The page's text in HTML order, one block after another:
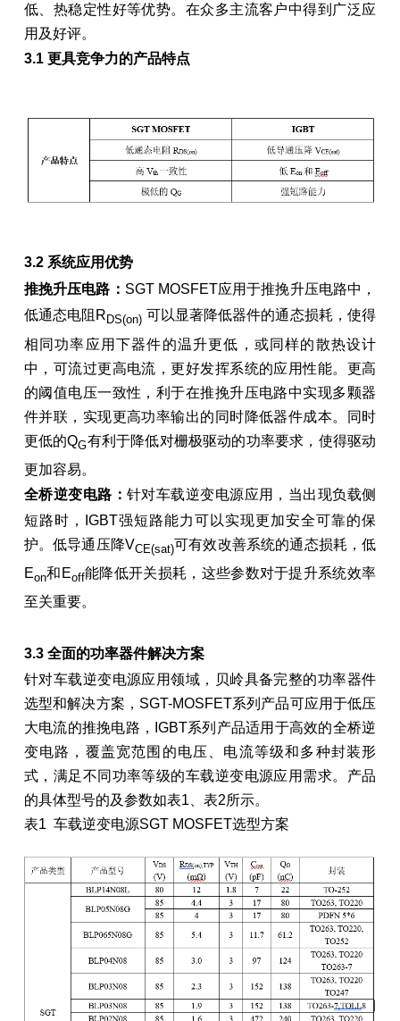
低、热稳定性好等优势。在众多主流客户中得到广泛应
用及好评。
3.1 更具竞争力的产品特点
3.2 系统应用优势
推挽升压电路： SGT MOSFET应用于推挽升压电路中，
低通态电阻R DS(on) 可以显著降低器件的通态损耗，使得
相同功率应用下器件的温升更低，或同样的散热设计
中，可流过更高电流，更好发挥系统的应用性能。更高
的阈值电压一致性，利于在推挽升压电路中实现多颗器
件并联，实现更高功率输出的同时降低器件成本。同时
更低的QG有利于降低对栅极驱动的功率要求，使得驱动
更加容易。
全桥逆变电路： 针对车载逆变电源应用，当出现负载侧
短路时，IGBT强短路能力可以实现更加安全可靠的保
护。低导通压降VCE(sat)可有效改善系统的通态损耗，低
Eon和Eoff能降低开关损耗，这些参数对于提升系统效率
至关重要。
3.3 全面的功率器件解决方案
针对车载逆变电源应用领域，贝岭具备完整的功率器件
选型和解决方案，SGT-MOSFET系列产品可应用于低压
大电流的推挽电路，IGBT系列产品适用于高效的全桥逆
变电路，覆盖宽范围的电压、电流等级和多种封装形
式，满足不同功率等级的车载逆变电源应用需求。产品
的具体型号的及参数如表1、表2所示。
表1 车载逆变电源SGT MOSFET选型方案